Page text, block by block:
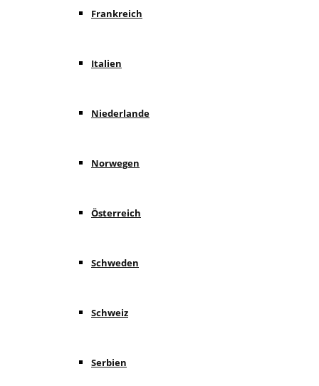
Frankreich
Italien
Niederlande
Norwegen
Österreich
Schweden
Schweiz
Serbien